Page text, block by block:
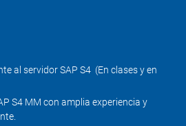
al servidor SAP S4 (En clases y en
S4 MM con amplia experiencia y